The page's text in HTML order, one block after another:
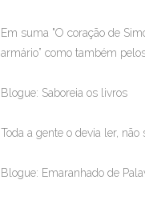
Em suma "O coração de
armário” como também
Blogue: Saboreia os livros
Toda a gente o devia ler,
Blogue: Emaranhado de